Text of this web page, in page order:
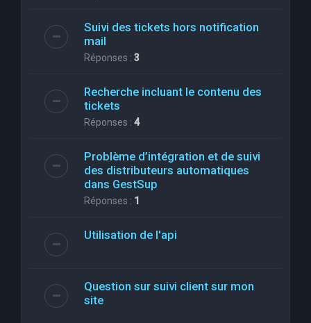
Suivi des tickets hors notification
mail
Réponses : 3
Recherche incluant le contenu des
tickets
Réponses : 4
Problème d’intégration et de suivi
des distributeurs automatiques
dans GestSup
Réponses : 1
Utilisation de l'api
Question sur suivi client sur mon
site